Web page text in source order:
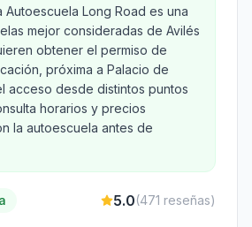
Autoescuela Long Road es una
mejor consideradas de Avilés
obtener el permiso de
próxima a Palacio de
acceso desde distintos puntos
horarios y precios
la autoescuela antes de
5.0(471 reseñas)